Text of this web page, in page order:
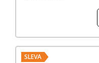
SLEVA